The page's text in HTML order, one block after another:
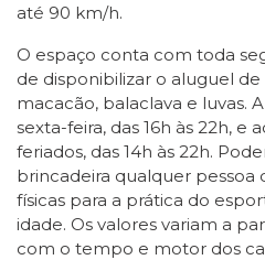
até 90 km/h.
O espaço conta com toda
de disponibilizar o aluguel
macacão, balaclava e luvas.
sexta-feira, das 16h às 22h, e
feriados, das 14h às 22h.
brincadeira qualquer pessoa
físicas para a prática do
idade. Os valores variam a
com o tempo e motor dos